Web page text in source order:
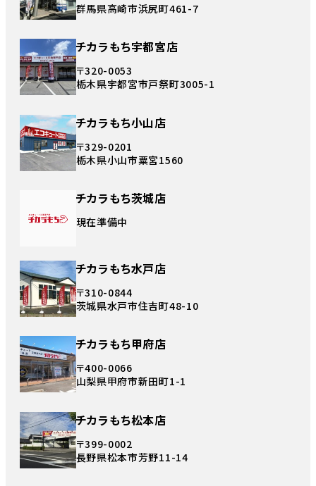
群馬県高崎市浜尻町461-7
チカラもち宇都宮店
〒320-0053
栃木県宇都宮市戸祭町3005-1
チカラもち小山店
〒329-0201
栃木県小山市粟宮1560
チカラもち茨城店
現在準備中
チカラもち水戸店
〒310-0844
茨城県水戸市住吉町48-10
チカラもち甲府店
〒400-0066
山梨県甲府市新田町1-1
チカラもち松本店
〒399-0002
長野県松本市芳野11-14